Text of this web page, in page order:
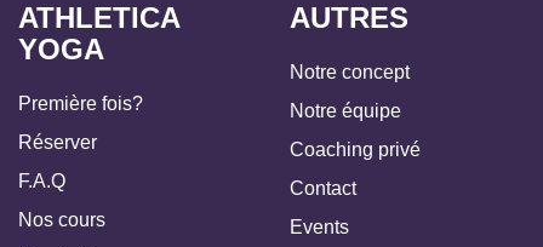
ATHLETICA
YOGA
Première fois?
Réserver
F.A.Q
Nos cours
AUTRES
Notre concept
Notre équipe
Coaching privé
Contact
Events